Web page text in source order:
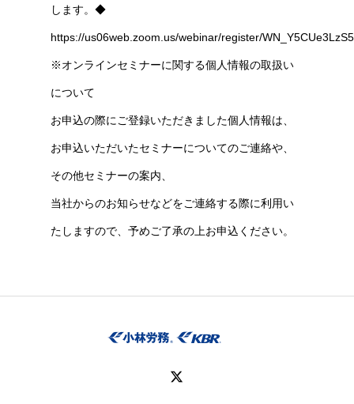
します。◆
https://us06web.zoom.us/webinar/register/
※オンラインセミナーに関する個人情報の取扱い
について
お申込の際にご登録いただきました個人情報は、
お申込いただいたセミナーについてのご連絡や、
その他セミナーの案内、
当社からのお知らせなどをご連絡する際に利用い
たしますので、予めご了承の上お申込ください。